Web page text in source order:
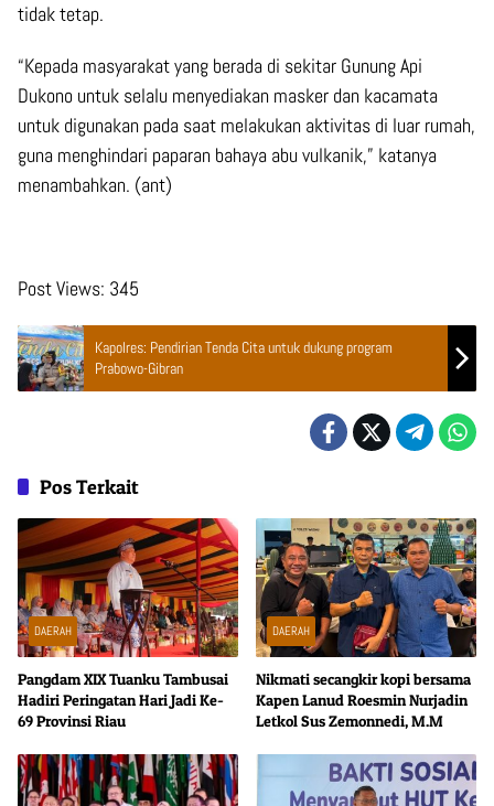
tidak tetap.
“Kepada masyarakat yang berada di sekitar Gunung Api
Dukono untuk selalu menyediakan masker dan kacamata
untuk digunakan pada saat melakukan aktivitas di luar rumah,
guna menghindari paparan bahaya abu vulkanik,” katanya
menambahkan. (ant)
Post Views: 345
Kapolres: Pendirian Tenda Cita untuk dukung program
Prabowo-Gibran
Pos Terkait
DAERAH
Pangdam XIX Tuanku Tambusai
Hadiri Peringatan Hari Jadi Ke-
69 Provinsi Riau
DAERAH
Nikmati secangkir kopi bersama
Kapen Lanud Roesmin Nurjadin
Letkol Sus Zemonnedi, M.M